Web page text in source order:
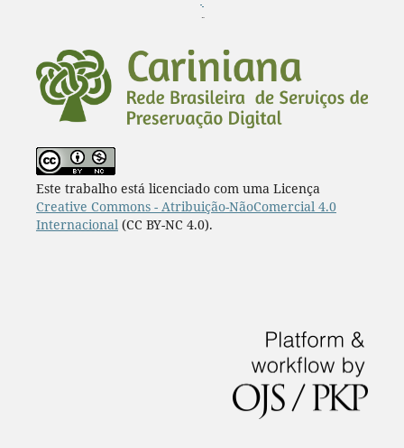
¨
Este trabalho está licenciado com uma Licença
Creative Commons - Atribuição-NãoComercial 4.0
Internacional(CC BY-NC 4.0).